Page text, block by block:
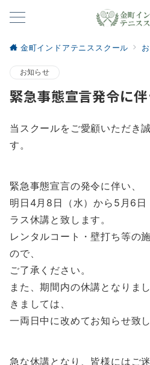
金町インドアテニススクール
お知らせ
緊急事態宣言発令に
当スクールをご愛顧いただき
す。
緊急事態宣言の発令に伴い、
明日4月8日（水）から5月6日
ラス休講と致します。
レンタルコート・壁打ち等の
ので、
ご了承ください。
また、期間内の休講となりま
きましては、
一両日中に改めてお知らせ致し
急な休講となり、皆様にはご